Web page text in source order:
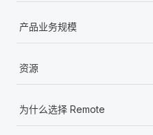
产品业务规模
资源
为什么选择 Remote